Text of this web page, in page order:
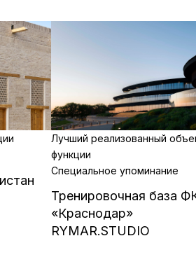
Лучший реализованный
функции
Специальное упоминание
Тренировочная база
«Краснодар»
RYMAR.STUDIO